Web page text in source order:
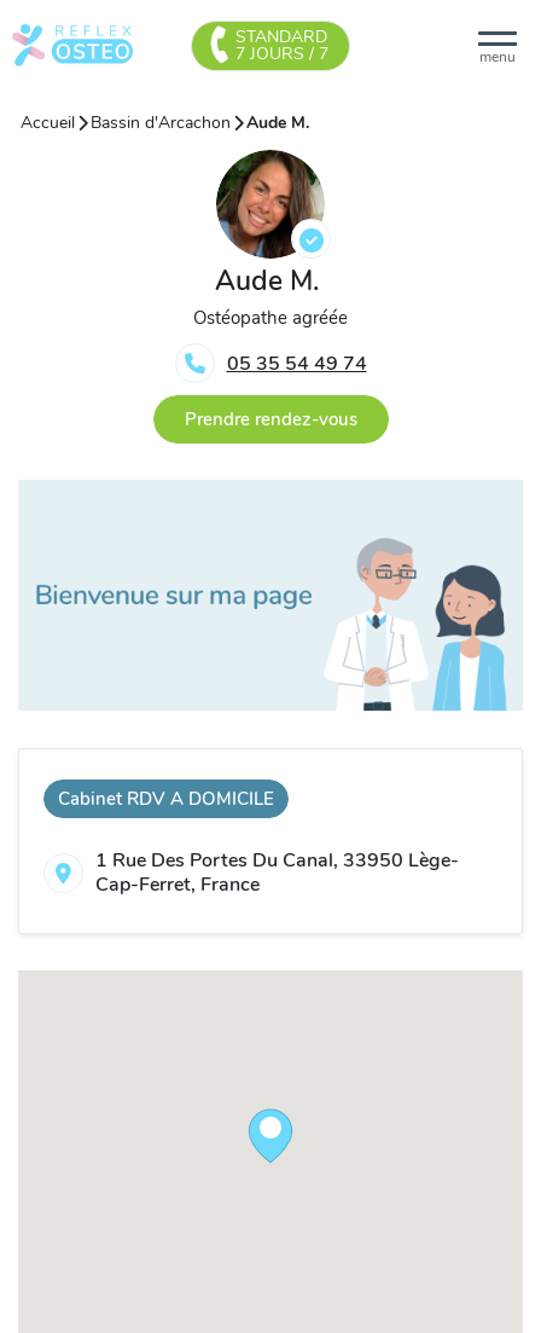
menu
STANDARD
7 JOURS / 7
Accueil Bassin d'Arcachon Aude M.
Aude M.
Ostéopathe agréée
05 35 54 49 74
Prendre rendez-vous
Cabinet RDV A DOMICILE
1 Rue Des Portes Du Canal, 33950 Lège-
Cap-Ferret, France